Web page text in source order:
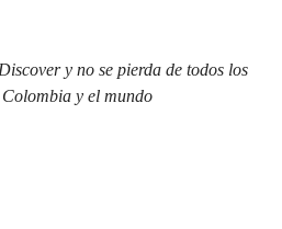
y no se pierda de todos los
y el mundo